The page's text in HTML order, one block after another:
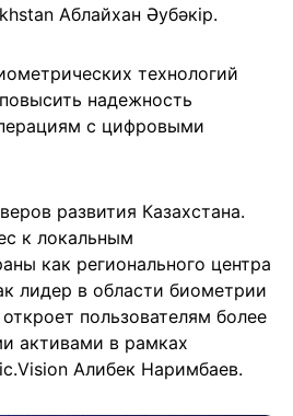
Аблайхан Әубәкір.
технологий
надежность
с цифровыми
развития Казахстана.
к локальным
как регионального центра
лидер в области биометрии
пользователям более
активами в рамках
Алибек Наримбаев.